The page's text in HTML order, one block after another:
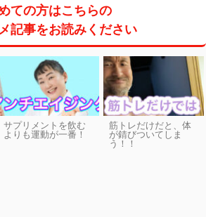
ての方はこちらの
記事をお読みください
サプリメントを飲む
よりも運動が一番！
筋トレだけだと、体
が錆びついてしま
う！！